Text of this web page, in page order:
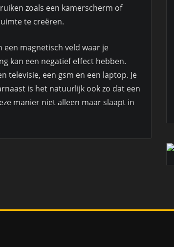
zoals een kamerscherm of
te creëren.
magnetisch veld waar je
kan een negatief effect hebben.
televisie, een gsm en een laptop. Je
is het natuurlijk ook zo dat een
manier niet alleen maar slaapt in